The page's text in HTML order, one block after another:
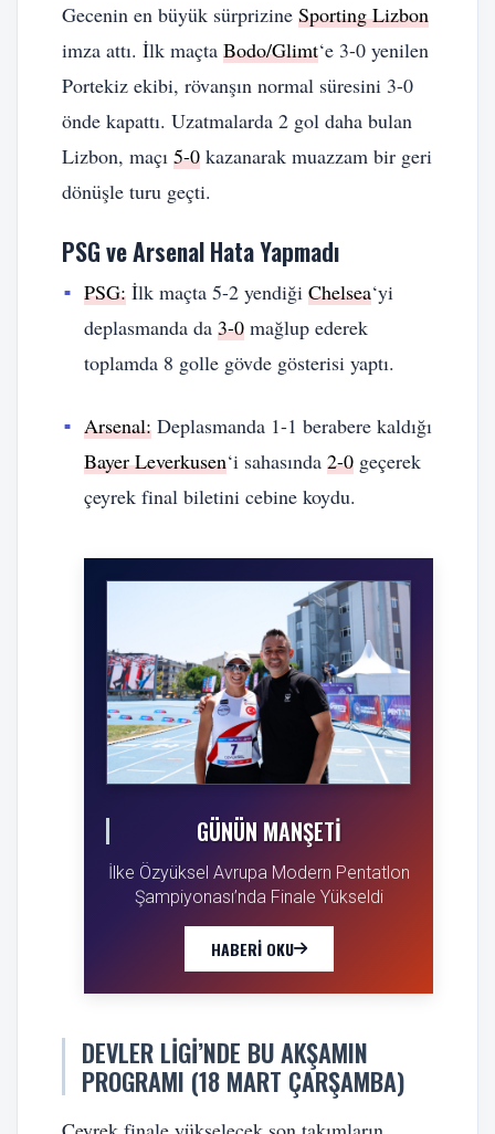
Gecenin en büyük sürprizine Sporting Lizbon
imza attı. İlk maçta Bodo/Glimt‘e 3-0 yenilen
Portekiz ekibi, rövanşın normal süresini 3-0
önde kapattı. Uzatmalarda 2 gol daha bulan
Lizbon, maçı 5-0 kazanarak muazzam bir geri
dönüşle turu geçti.
PSG ve Arsenal Hata Yapmadı
PSG: İlk maçta 5-2 yendiği Chelsea‘yi
deplasmanda da 3-0 mağlup ederek
toplamda 8 golle gövde gösterisi yaptı.
Arsenal: Deplasmanda 1-1 berabere kaldığı
Bayer Leverkusen‘i sahasında 2-0 geçerek
çeyrek final biletini cebine koydu.
GÜNÜN MANŞETI
İlke Özyüksel Avrupa Modern Pentatlon
Şampiyonası’nda Finale Yükseldi
HABERI OKU
DEVLER LIGI’NDE BU AKŞAMIN
PROGRAMI (18 MART ÇARŞAMBA)